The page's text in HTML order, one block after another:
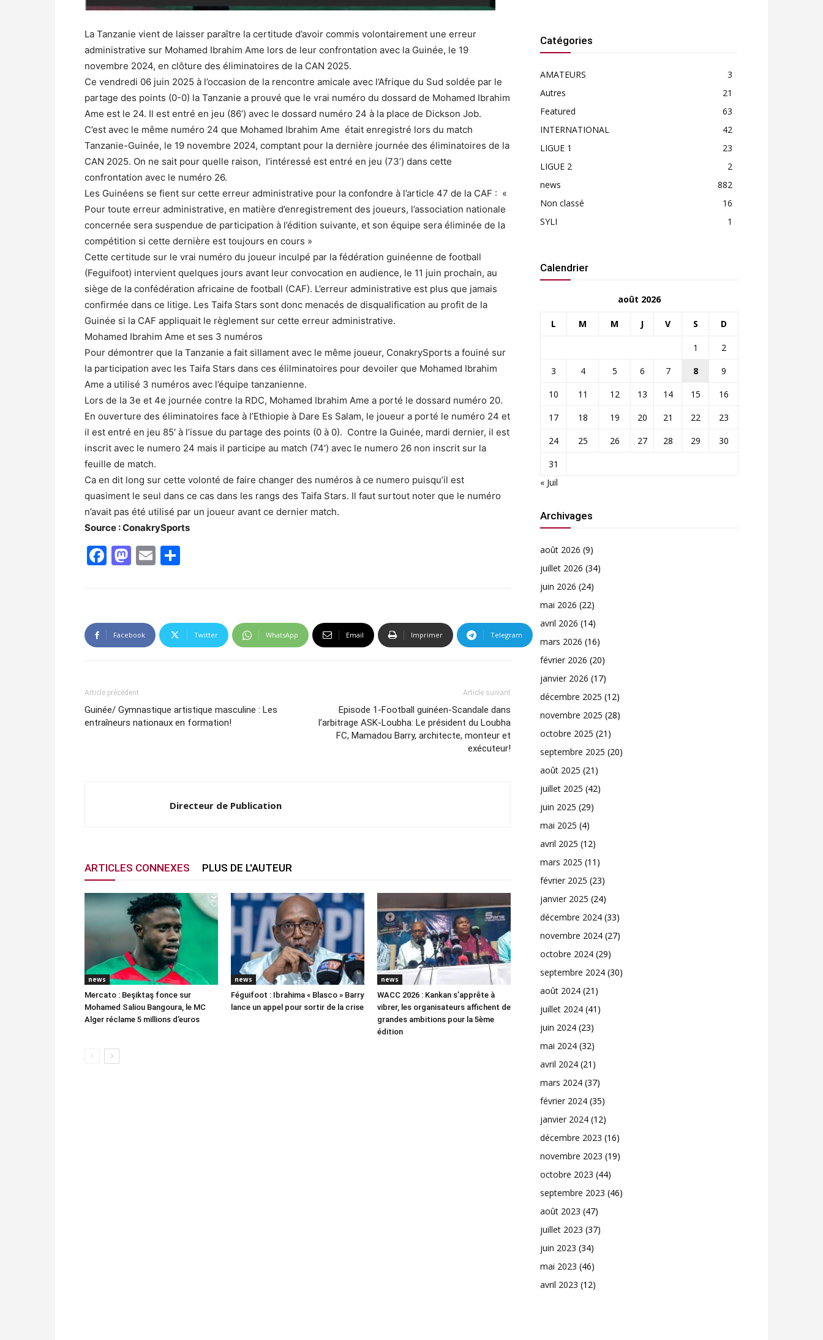
La Tanzanie vient de laisser paraître la certitude d’avoir commis volontairement une erreur
administrative sur Mohamed Ibrahim Ame lors de leur confrontation avec la Guinée, le 19
novembre 2024, en clôture des éliminatoires de la CAN 2025.
Ce vendredi 06 juin 2025 à l’occasion de la rencontre amicale avec l’Afrique du Sud soldée par le
partage des points (0-0) la Tanzanie a prouvé que le vrai numéro du dossard de Mohamed Ibrahim
Ame est le 24. Il est entré en jeu (86’) avec le dossard numéro 24 à la place de Dickson Job.
C’est avec le même numéro 24 que Mohamed Ibrahim Ame était enregistré lors du match
Tanzanie-Guinée, le 19 novembre 2024, comptant pour la dernière journée des éliminatoires de la
CAN 2025. On ne sait pour quelle raison, l’intéressé est entré en jeu (73’) dans cette
confrontation avec le numéro 26.
Les Guinéens se fient sur cette erreur administrative pour la confondre à l’article 47 de la CAF : «
Pour toute erreur administrative, en matière d’enregistrement des joueurs, l’association nationale
concernée sera suspendue de participation à l’édition suivante, et son équipe sera éliminée de la
compétition si cette dernière est toujours en cours »
Cette certitude sur le vrai numéro du joueur inculpé par la fédération guinéenne de football
(Feguifoot) intervient quelques jours avant leur convocation en audience, le 11 juin prochain, au
siège de la confédération africaine de football (CAF). L’erreur administrative est plus que jamais
confirmée dans ce litige. Les Taifa Stars sont donc menacés de disqualification au profit de la
Guinée si la CAF appliquait le règlement sur cette erreur administrative.
Mohamed Ibrahim Ame et ses 3 numéros
Pour démontrer que la Tanzanie a fait sillament avec le même joueur, ConakrySports a fouiné sur
la participation avec les Taifa Stars dans ces élilminatoires pour devoiler que Mohamed Ibrahim
Ame a utilisé 3 numéros avec l’équipe tanzanienne.
Lors de la 3e et 4e journée contre la RDC, Mohamed Ibrahim Ame a porté le dossard numéro 20.
En ouverture des éliminatoires face à l’Ethiopie à Dare Es Salam, le joueur a porté le numéro 24 et
il est entré en jeu 85′ à l’issue du partage des points (0 à 0). Contre la Guinée, mardi dernier, il est
inscrit avec le numero 24 mais il participe au match (74′) avec le numero 26 non inscrit sur la
feuille de match.
Ca en dit long sur cette volonté de faire changer des numéros à ce numero puisqu’il est
quasiment le seul dans ce cas dans les rangs des Taifa Stars. Il faut surtout noter que le numéro
n’avait pas été utilisé par un joueur avant ce dernier match.
Source : ConakrySports
Facebook
Mastodon
Email
Facebook Twitter WhatsApp Email Imprimer Telegram
Article précédent
Guinée/ Gymnastique artistique masculine : Les
entraîneurs nationaux en formation!
Article suivant
Episode 1-Football guinéen-Scandale dans
l’arbitrage ASK-Loubha: Le président du Loubha
FC, Mamadou Barry, architecte, monteur et
exécuteur!
Directeur de Publication
ARTICLES CONNEXES PLUS DE L'AUTEUR
news
Mercato : Beşiktaş fonce sur
Mohamed Saliou Bangoura, le MC
Alger réclame 5 millions d’euros
news
Féguifoot : Ibrahima « Blasco » Barry
lance un appel pour sortir de la crise
news
WACC 2026 : Kankan s’apprête à
vibrer, les organisateurs affichent de
grandes ambitions pour la 5ème
édition
Catégories
AMATEURS
3
Autres
21
Featured
63
INTERNATIONAL
42
LIGUE 1
23
LIGUE 2
2
news
882
Non classé
16
SYLI
1
Calendrier
août 2026
L M M J V S D
1
2
3
4 5 6 7 8
9
10
11 12 13 14 15
16
17
18 19 20 21 22
23
24
25 26 27 28 29
30
31
« Juil
Archivages
août 2026 (9)
juillet 2026 (34)
juin 2026 (24)
mai 2026 (22)
avril 2026 (14)
mars 2026 (16)
février 2026 (20)
janvier 2026 (17)
décembre 2025 (12)
novembre 2025 (28)
octobre 2025 (21)
septembre 2025 (20)
août 2025 (21)
juillet 2025 (42)
juin 2025 (29)
mai 2025 (4)
avril 2025 (12)
mars 2025 (11)
février 2025 (23)
janvier 2025 (24)
décembre 2024 (33)
novembre 2024 (27)
octobre 2024 (29)
septembre 2024 (30)
août 2024 (21)
juillet 2024 (41)
juin 2024 (23)
mai 2024 (32)
avril 2024 (21)
mars 2024 (37)
février 2024 (35)
janvier 2024 (12)
décembre 2023 (16)
novembre 2023 (19)
octobre 2023 (44)
septembre 2023 (46)
août 2023 (47)
juillet 2023 (37)
juin 2023 (34)
mai 2023 (46)
avril 2023 (12)